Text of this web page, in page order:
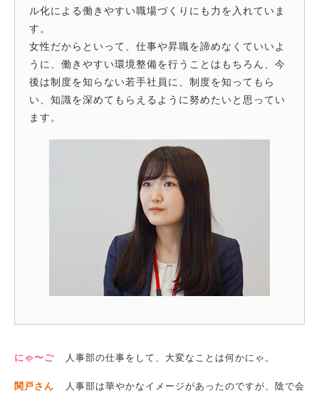
ル化による働きやすい職場づくりにも力を入れていま
す。
女性だからといって、仕事や昇職を諦めなくていいよ
うに、働きやすい環境整備を行うことはもちろん、今
後は制度を知らない若手社員に、制度を知ってもら
い、知識を深めてもらえるように努めたいと思ってい
ます。
にゃ〜ご 人事部の仕事をして、大変なことは何かにゃ。
関戸さん
人事部は華やかなイメージがあったのですが、陰で会